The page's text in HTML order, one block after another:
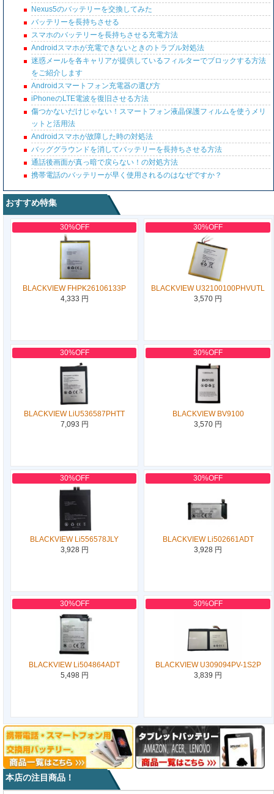
Nexus5のバッテリーを交換してみた
バッテリーを長持ちさせる
スマホのバッテリーを長持ちさせる充電方法
Androidスマホが充電できないときのトラブル対処法
迷惑メールを各キャリアが提供しているフィルターでブロックする方法
をご紹介します
Androidスマートフォン充電器の選び方
iPhoneのLTE電波を復旧させる方法
傷つかないだけじゃない！スマートフォン液晶保護フィルムを使うメリ
ットと活用法
Androidスマホが故障した時の対処法
バッググラウンドを消してバッテリーを長持ちさせる方法
通話後画面が真っ暗で戻らない！の対処方法
携帯電話のバッテリーが早く使用されるのはなぜですか？
おすすめ特集
30%OFF
BLACKVIEW FHPK26106133P
4,333 円
30%OFF
BLACKVIEW U32100100PHVUTL
3,570 円
30%OFF
BLACKVIEW LiU536587PHTT
7,093 円
30%OFF
BLACKVIEW BV9100
3,570 円
30%OFF
BLACKVIEW Li556578JLY
3,928 円
30%OFF
BLACKVIEW Li502661ADT
3,928 円
30%OFF
BLACKVIEW Li504864ADT
5,498 円
30%OFF
BLACKVIEW U309094PV-1S2P
3,839 円
本店の注目商品！